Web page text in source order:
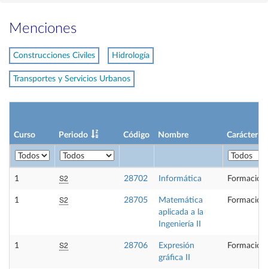
Menciones
Construcciones Civiles Hidrología
Transportes y Servicios Urbanos
Curso Periodo Código Nombre Carácter
1 S2 28702 Informática Formación
1 S2 28705
Matemática
aplicada a la
Ingeniería II
Formación
1 S2 28706
Expresión
gráfica II
Formación